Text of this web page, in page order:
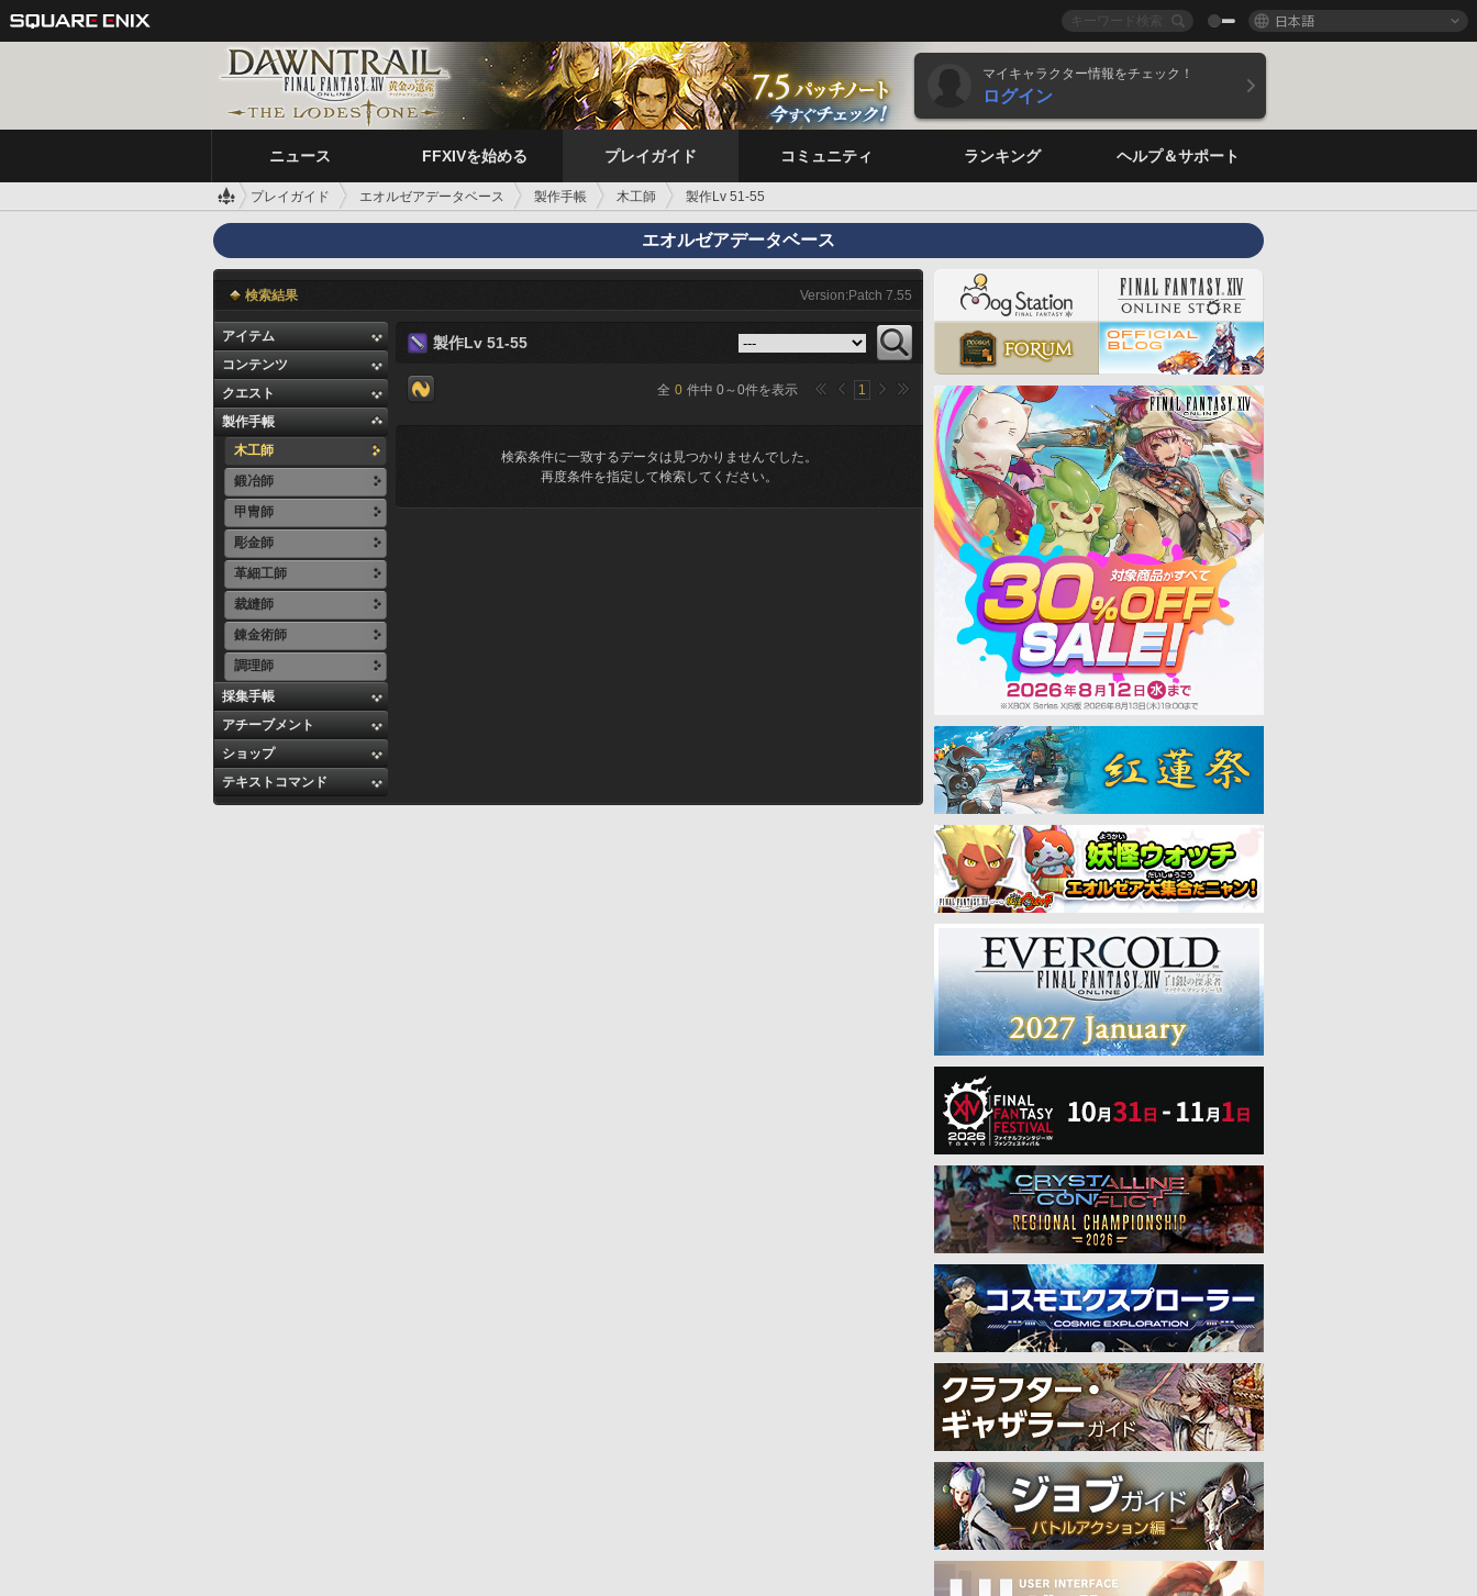
日本語
マイキャラクター情報をチェック！
ログイン
ニュース FFXIVを始める プレイガイド コミュニティ ランキング ヘルプ＆サポート
プレイガイド エオルゼアデータベース 製作手帳 木工師 製作Lv 51-55
エオルゼアデータベース
検索結果 Version:Patch 7.55
アイテム
コンテンツ
クエスト
製作手帳
木工師
鍛冶師
甲冑師
彫金師
革細工師
裁縫師
錬金術師
調理師
採集手帳
アチーブメント
ショップ
テキストコマンド
製作Lv 51-55
全 0 件中 0～0件を表示 1
検索条件に一致するデータは見つかりませんでした。
再度条件を指定して検索してください。